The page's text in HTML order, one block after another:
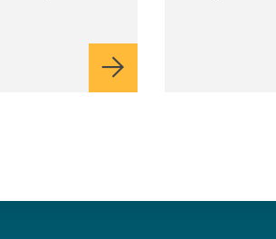
comuni e sulla
l’offerta